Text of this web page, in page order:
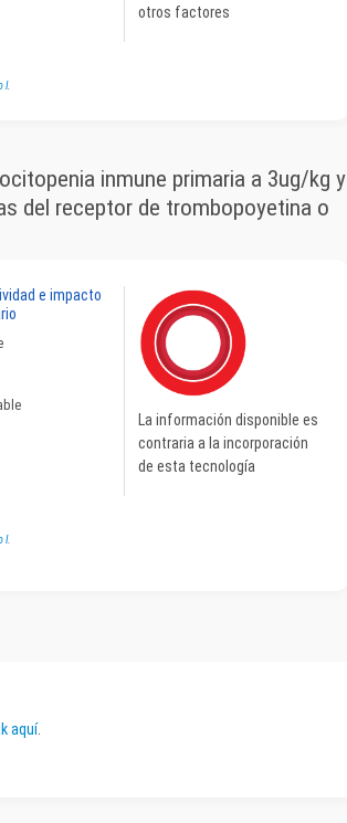
otros factores
I.
inmune primaria a 3ug/kg y
del receptor de trombopoyetina o
e impacto
La información disponible es
contraria a la incorporación
de esta tecnología
I.
aquí.